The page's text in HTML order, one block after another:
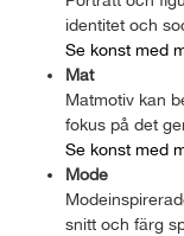
identitet och
Se konst med
Mat
Matmotiv kan
fokus på det
Se konst med
Mode
snitt och färg